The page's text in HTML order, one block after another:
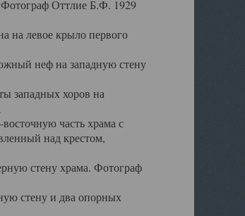
Оттлие Б.Ф. 1929
на левое крыло первого
неф на западную стену
западных хоров на
часть храма с
над крестом,
стену храма. Фотограф
стену и два опорных